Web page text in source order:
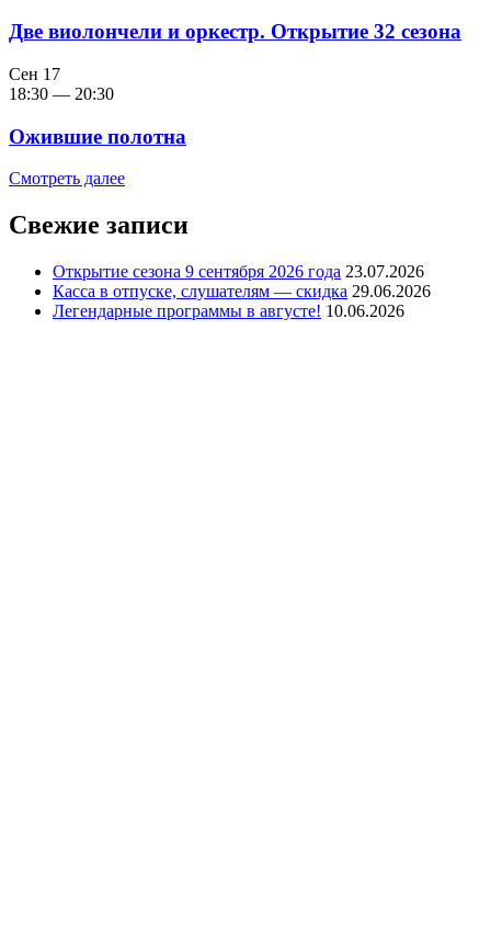
Две виолончели и оркестр. Открытие 32 сезона
Сен 17
18:30 — 20:30
Ожившие полотна
Смотреть далее
Свежие записи
Открытие сезона 9 сентября 2026 года 23.07.2026
Касса в отпуске, слушателям — скидка 29.06.2026
Легендарные программы в августе! 10.06.2026